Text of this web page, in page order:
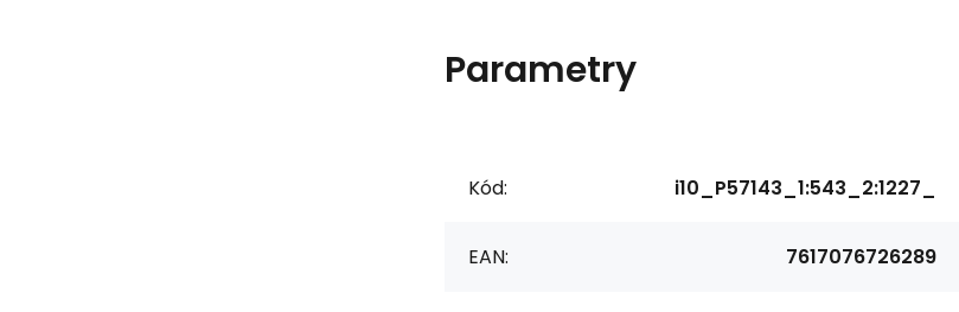
Parametry
Kód: i10_P57143_1:543_2:1227_
EAN: 7617076726289